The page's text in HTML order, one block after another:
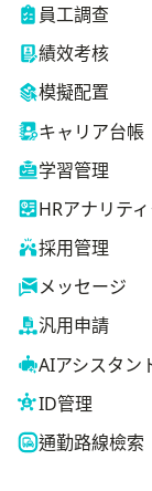
員工調查
績效考核
模擬配置
キャリア台帳
学習管理
HRアナリテ
採用管理
メッセージ
汎用申請
AIアシスタン
ID管理
通勤路線檢索